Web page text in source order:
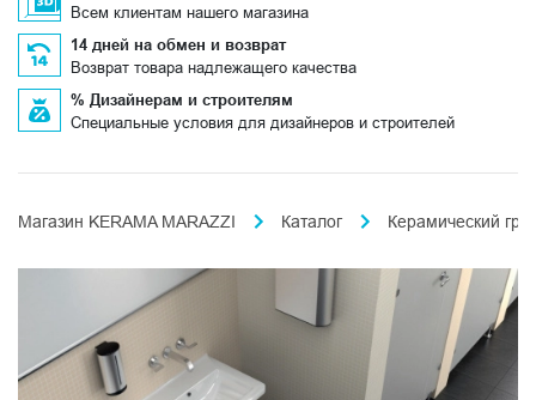
Всем клиентам нашего магазина
14 дней на обмен и возврат
Возврат товара надлежащего качества
% Дизайнерам и строителям
Специальные условия для дизайнеров и строителей
Магазин KERAMA MARAZZI Каталог Керамический